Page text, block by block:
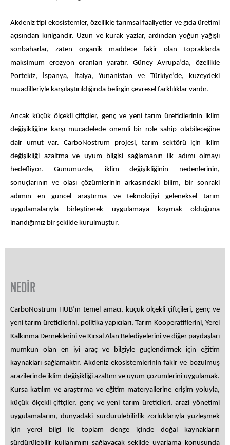
Akdeniz tipi ekosistemler, özellikle tarımsal faaliyetler ve gıda üretimi
açısından kırılgandır. Uzun ve kurak yazlar, ardından yoğun yağışlı
sonbaharlar, zaten organik maddece fakir olan topraklarda
maksimum erozyon oranları yaratır. Güney Avrupa’da, özellikle
Portekiz, İspanya, İtalya, Yunanistan ve Türkiye’de, kuzeydeki
muadilleriyle karşılaştırıldığında belirgin çevresel farklılıklar vardır.
Ancak küçük ölçekli çiftçiler, genç ve yeni tarım üreticilerinin iklim
değişikliğine karşı mücadelede önemli bir role sahip olabileceğine
dair umut var. CarboNostrum projesi, tarım sektörü için iklim
değişikliği azaltma ve uyum bilgisi sağlamanın ilk adımı olmayı
hedefliyor. Günümüzde, iklim değişikliğinin nedenlerinin,
sonuçlarının ve olası çözümlerinin arkasındaki bilim, bir sonraki
adımın en güncel araştırma ve teknolojiyi geleneksel tarım
uygulamalarıyla birleştirerek uygulamaya koymak olduğuna
inandığımız bir şekilde kurulmuştur.
NEDİR
CarboNostrum HUB’ın temel amacı, küçük ölçekli çiftçileri, genç ve
yeni tarım üreticilerini, politika yapıcıları, Tarım Kooperatiflerini, Yerel
Kalkınma Derneklerini ve Kırsal Alan Belediyelerini ve diğer paydaşları
mümkün olan en iyi araç ve bilgiyle güçlendirmek için eğitim
kaynakları sağlamaktır. Akdeniz ekosistemlerinin fakir ve bozulmuş
arazilerinde iklim değişikliği azaltım ve uyum çözümlerini uygulamak.
Kursa katılım ve araştırma ve eğitim materyallerine erişim yoluyla,
küçük ölçekli çiftçiler, genç ve yeni tarım üreticileri, arazi yönetimi
uygulamalarını, dünyadaki sürdürülebilirlik zorluklarıyla yüzleşmek
için yerel bilgi ile toplam denge içinde doğal kaynakların
sürdürülebilir kullanımını sağlayacak şekilde uyarlama konusunda